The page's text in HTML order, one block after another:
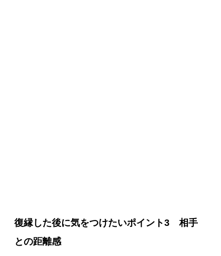
復縁した後に気をつけたいポイント3 相手
との距離感